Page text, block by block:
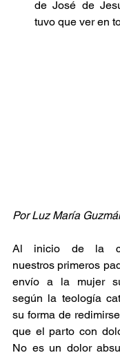
de José de
tuvo que ver en
Por Luz María
Al inicio de la
nuestros primeros
envío a la mujer
según la teología
su forma de
que el parto con
No es un dolor